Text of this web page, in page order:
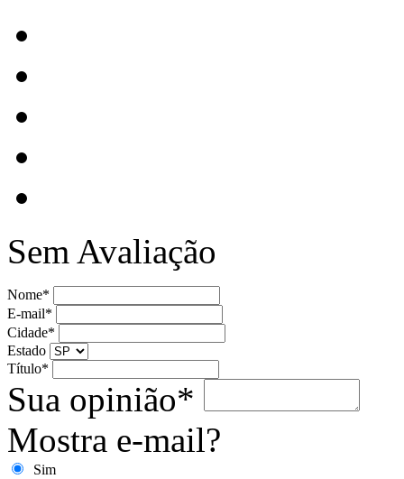
Sem Avaliação
Nome*
E-mail*
Cidade*
Estado
Título*
Sua opinião*
Mostra e-mail?
Sim